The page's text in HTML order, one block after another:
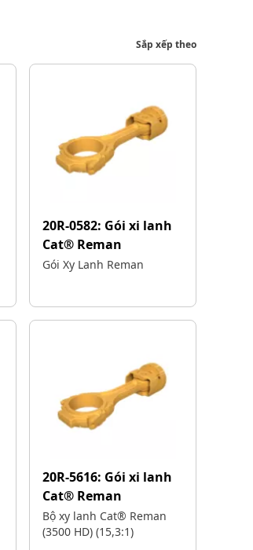
Sắp xếp theo
20R-0582: Gói xi lanh
Cat® Reman
Gói Xy Lanh Reman
20R-5616: Gói xi lanh
Cat® Reman
Bộ xy lanh Cat® Reman
(3500 HD) (15,3:1)